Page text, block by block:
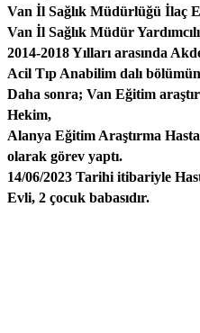
Van İl Sağlık Müdürlüğü İlaç
Van İl Sağlık Müdür
2014-2018 Yılları arasında
Acil Tıp Anabilim dalı
Daha sonra; Van Eğitim
Hekim,
Alanya Eğitim Araştırma
olarak görev yaptı.
14/06/2023 Tarihi itibariyle
Evli, 2 çocuk babasıdır.